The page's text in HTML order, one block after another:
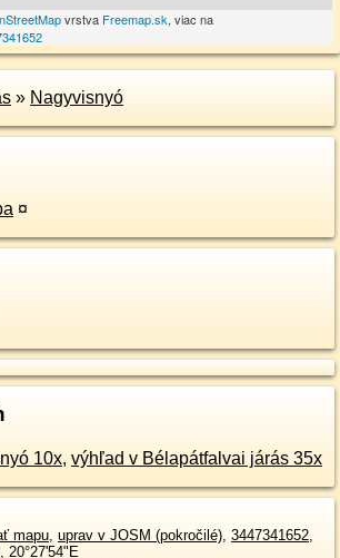
vrstva Freemap.sk, viac na
» Nagyvisnyó
¤
10x, výhľad v Bélapátfalvai járás 35x
mapu, uprav v JOSM (pokročilé), 3447341652,
, 20°27'54"E